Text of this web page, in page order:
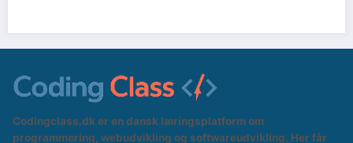
Codingclass.dk er en dansk læringsplatform om
programmering, webudvikling og softwareudvikling. Her får